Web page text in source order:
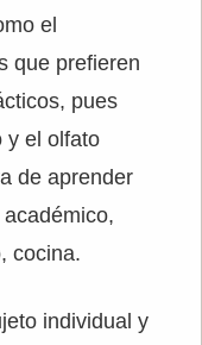
el
que prefieren
pues
y el olfato
de aprender
cocina.
individual y